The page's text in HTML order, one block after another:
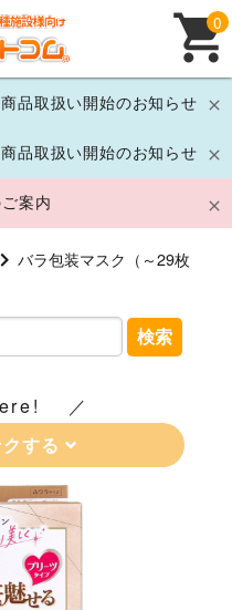
品取扱い開始のお知らせ
品取扱い開始のお知らせ
案内
0
バラ包装マスク（～29枚
検索
する